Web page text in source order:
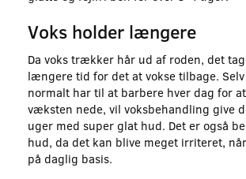
Voks holder længere
Da voks trækker hår ud af roden, det
længere tid for det at vokse tilbage.
normalt har til at barbere hver dag for
væksten nede, vil voksbehandling give
uger med super glat hud. Det er også
hud, da det kan blive meget irriteret,
på daglig basis.